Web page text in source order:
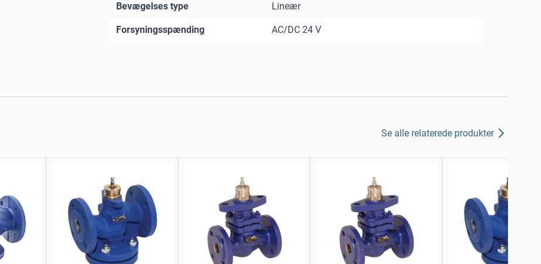
Bevægelses type Lineær
Forsyningsspænding AC/DC 24 V
Se alle relaterede produkter